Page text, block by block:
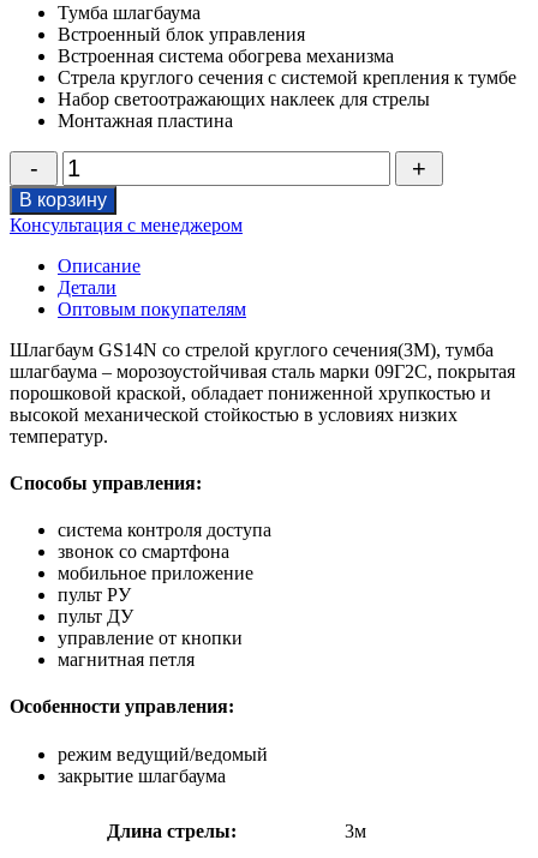
Тумба шлагбаума
Встроенный блок управления
Встроенная система обогрева механизма
Стрела круглого сечения с системой крепления к тумбе
Набор светоотражающих наклеек для стрелы
Монтажная пластина
Количество
товара
Шлагбаум
GS14
стрелой
прямоугольного
сечения
В корзину
Консультация с менеджером
Описание
Детали
Оптовым покупателям
Шлагбаум GS14N со стрелой круглого сечения(3М), тумба
шлагбаума – морозоустойчивая сталь марки 09Г2С, покрытая
порошковой краской, обладает пониженной хрупкостью и
высокой механической стойкостью в условиях низких
температур.
Способы управления:
система контроля доступа
звонок со смартфона
мобильное приложение
пульт РУ
пульт ДУ
управление от кнопки
магнитная петля
Особенности управления:
режим ведущий/ведомый
закрытие шлагбаума
Длина стрелы: 3м